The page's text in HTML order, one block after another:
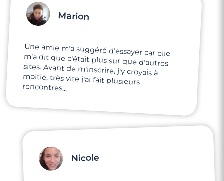
Marion
Une amie m'a suggéré d'essayer car elle
m'a dit que c'était plus sur que d'autres
sites. Avant de m'inscrire, j'y croyais à
moitié, très vite j'ai fait plusieurs
rencontres...
Nicole